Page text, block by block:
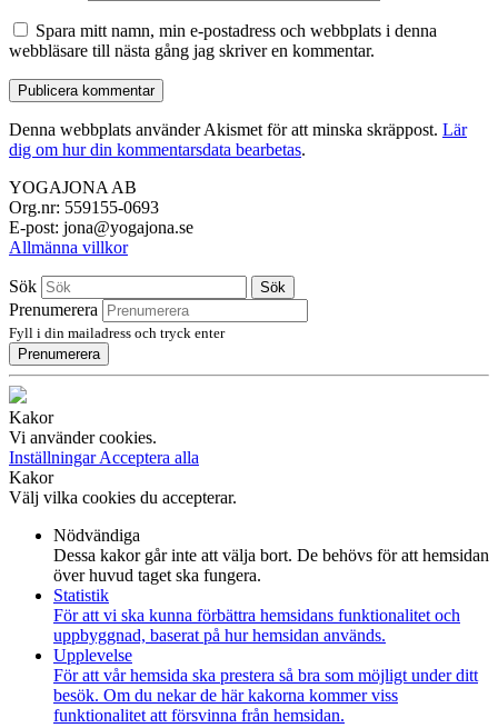
Spara mitt namn, min e-postadress och webbplats i denna
webbläsare till nästa gång jag skriver en kommentar.
Denna webbplats använder Akismet för att minska skräppost. Lär
dig om hur din kommentarsdata bearbetas.
YOGAJONA AB
Org.nr: 559155-0693
E-post: jona@yogajona.se
Allmänna villkor
Sök Sök
Prenumerera
Fyll i din mailadress och tryck enter
Prenumerera
Kakor
Vi använder cookies.
InställningarAcceptera alla
Kakor
Välj vilka cookies du accepterar.
Nödvändiga
Dessa kakor går inte att välja bort. De behövs för att hemsidan
över huvud taget ska fungera.
Statistik
För att vi ska kunna förbättra hemsidans funktionalitet och
uppbyggnad, baserat på hur hemsidan används.
Upplevelse
För att vår hemsida ska prestera så bra som möjligt under ditt
besök. Om du nekar de här kakorna kommer viss
funktionalitet att försvinna från hemsidan.